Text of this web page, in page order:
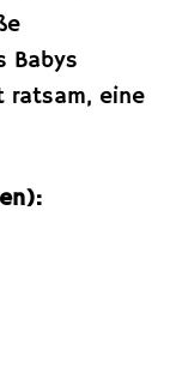
Babys
ratsam, eine